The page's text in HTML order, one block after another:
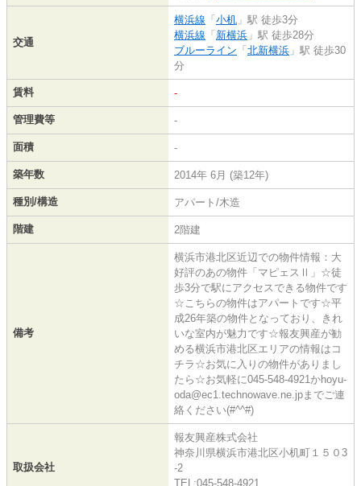
交通
横浜線 「 小机 」駅 徒歩3分
横浜線 「 新横浜 」駅 徒歩28分
ブルーライン 「 北新横浜 」駅 徒歩30
分
賃料 -
管理費等 -
面積 -
築年数 2014年 6月 (築12年)
種別/構造 アパート/木造
階建 2階建
備考
横浜市港北区近辺での物件情報：大
好評のあの物件「マピェスⅡ」☆徒
歩3分で駅にアクセスできる物件です
☆こちらの物件はアパートです☆平
成26年築の物件となっており、きれ
いな室内が魅力です☆報友興産が勧
める横浜市港北区エリアの情報はコ
チラ☆お気に入りの物件がありまし
たら☆お気軽に045-548-4921かhoyu-
oda@ec1.technowave.ne.jpまでご連
絡ください(#^^#)
取扱会社
報友興産株式会社
神奈川県横浜市港北区小机町１５０3
-2
TEL:045-548-4921